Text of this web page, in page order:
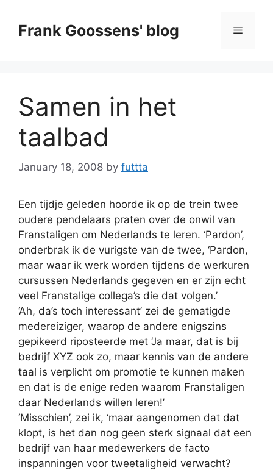
contentFrank Goossens' blog Menu
Samen in het
taalbad
January 18, 2008 by futtta
Een tijdje geleden hoorde ik op de trein twee
oudere pendelaars praten over de onwil van
Franstaligen om Nederlands te leren. ‘Pardon’,
onderbrak ik de vurigste van de twee, ‘Pardon,
maar waar ik werk worden tijdens de werkuren
cursussen Nederlands gegeven en er zijn echt
veel Franstalige collega’s die dat volgen.’
‘Ah, da’s toch interessant’ zei de gematigde
medereiziger, waarop de andere enigszins
gepikeerd riposteerde met ‘Ja maar, dat is bij
bedrijf XYZ ook zo, maar kennis van de andere
taal is verplicht om promotie te kunnen maken
en dat is de enige reden waarom Franstaligen
daar Nederlands willen leren!’
‘Misschien’, zei ik, ‘maar aangenomen dat dat
klopt, is het dan nog geen sterk signaal dat een
bedrijf van haar medewerkers de facto
inspanningen voor tweetaligheid verwacht?